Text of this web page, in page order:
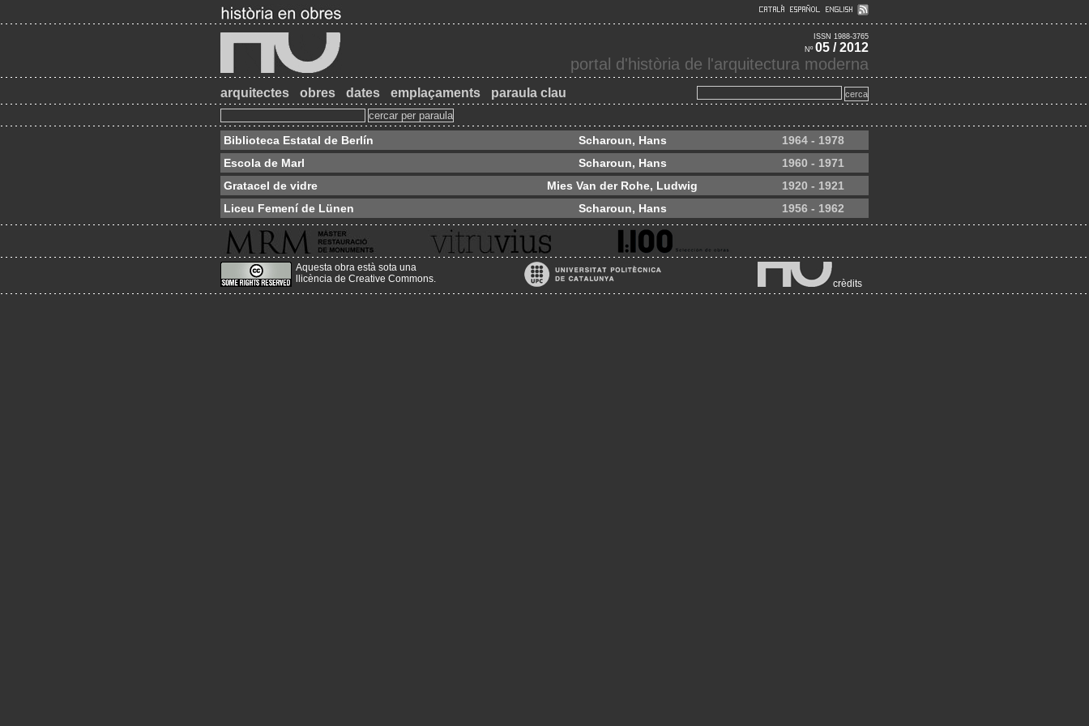
ISSN 1988-3765
Nº 05 / 2012
portal d'història de l'arquitectura moderna
arquitectes obres dates emplaçaments paraula clau
Biblioteca Estatal de Berlín Scharoun, Hans
1964 - 1978
Escola de Marl
Scharoun, Hans
1960 - 1971
Gratacel de vidre
Mies Van der Rohe, Ludwig
1920 - 1921
Liceu Femení de Lünen
Scharoun, Hans 1956 - 1962
Aquesta obra està sota una
llicència de Creative Commons. crèdits